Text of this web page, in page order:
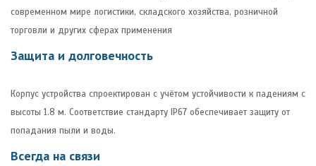
современном мире логистики, складского хозяйства, розничной
торговли и других сферах применения
Защита и долговечность
Корпус устройства спроектирован с учётом устойчивости к падениям с
высоты 1.8 м. Соответствие стандарту IP67 обеспечивает защиту от
попадания пыли и воды.
Всегда на связи